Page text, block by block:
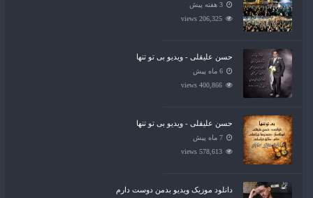
3 هفته پیش
206,325 views
حسن علیقلی - ویدیو بی تو تنها
6 ماه پیش
400,866 views
حسن علیقلی - ویدیو بی تو تنها
7 ماه پیش
578,613 views
دانلود موزیک ویدیو بدمن دوست دارم